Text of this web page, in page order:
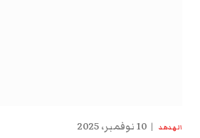
الهدهد 10 نوفمبر، 2025